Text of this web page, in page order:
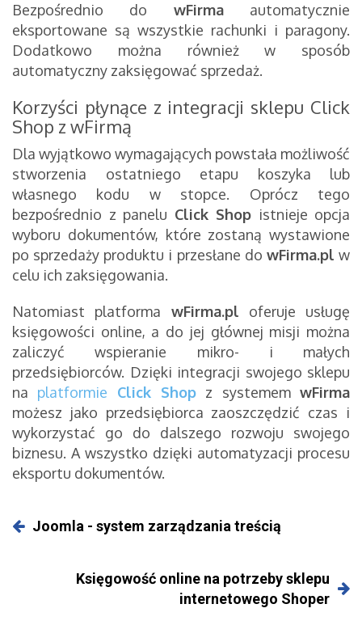
Bezpośrednio do wFirmaautomatycznie
eksportowane są wszystkie rachunki i paragony.
Dodatkowo można również w sposób
automatyczny zaksięgować sprzedaż.
Korzyści płynące z integracji sklepu Click
Shop z wFirmą
Dla wyjątkowo wymagających powstała możliwość
stworzenia ostatniego etapu koszyka lub
własnego kodu w stopce. Oprócz tego
bezpośrednio z panelu Click Shop istnieje opcja
wyboru dokumentów, które zostaną wystawione
po sprzedaży produktu i przesłane do wFirma.pl w
celu ich zaksięgowania.
Natomiast platforma wFirma.pl oferuje usługę
księgowości online, a do jej głównej misji można
zaliczyć wspieranie mikro- i małych
przedsiębiorców. Dzięki integracji swojego sklepu
na platformie Click Shop z systememwFirma
możesz jako przedsiębiorca zaoszczędzić czas i
wykorzystać go do dalszego rozwoju swojego
biznesu. A wszystko dzięki automatyzacji procesu
eksportu dokumentów.
Joomla - system zarządzania treścią
Księgowość online na potrzeby sklepu
internetowego Shoper